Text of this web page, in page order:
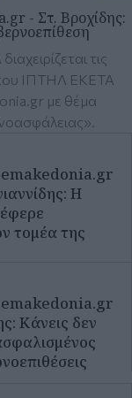
emakedonia.gr
Η
τομέα της
Κάνεις δεν
-